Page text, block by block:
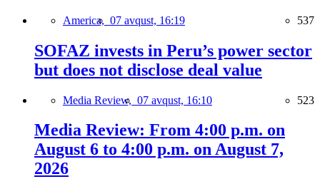
America, 07 avqust, 16:19 537
SOFAZ invests in Peru’s power sector
but does not disclose deal value
Media Review, 07 avqust, 16:10 523
Media Review: From 4:00 p.m. on
August 6 to 4:00 p.m. on August 7,
2026